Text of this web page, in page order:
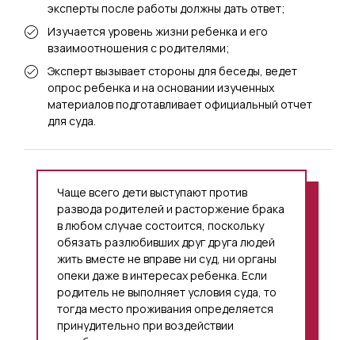
эксперты после работы должны дать ответ;
Изучается уровень жизни ребенка и его
взаимоотношения с родителями;
Эксперт вызывает стороны для беседы, ведет
опрос ребенка и на основании изученных
материалов подготавливает официальный отчет
для суда.
Чаще всего дети выступают против
развода родителей и расторжение брака
в любом случае состоится, поскольку
обязать разлюбивших друг друга людей
жить вместе не вправе ни суд, ни органы
опеки даже в интересах ребенка. Если
родитель не выполняет условия суда, то
тогда место проживания определяется
принудительно при воздействии